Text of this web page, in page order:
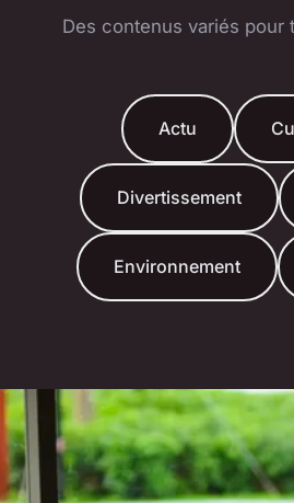
Des contenus variés pour
Actu
Divertissement
Environnement